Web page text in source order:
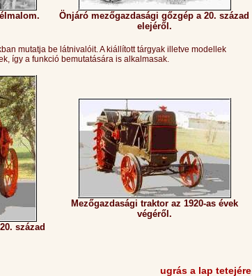
Önjáró mezőgazdasági gőzgép a 20. század
elejéről.
mutatja be látnivalóit. A kiállított tárgyak illetve modellek
így a funkció bemutatására is alkalmasak.
század
Mezőgazdasági traktor az 1920-as évek
végéről.
ugrás a lap tetejére